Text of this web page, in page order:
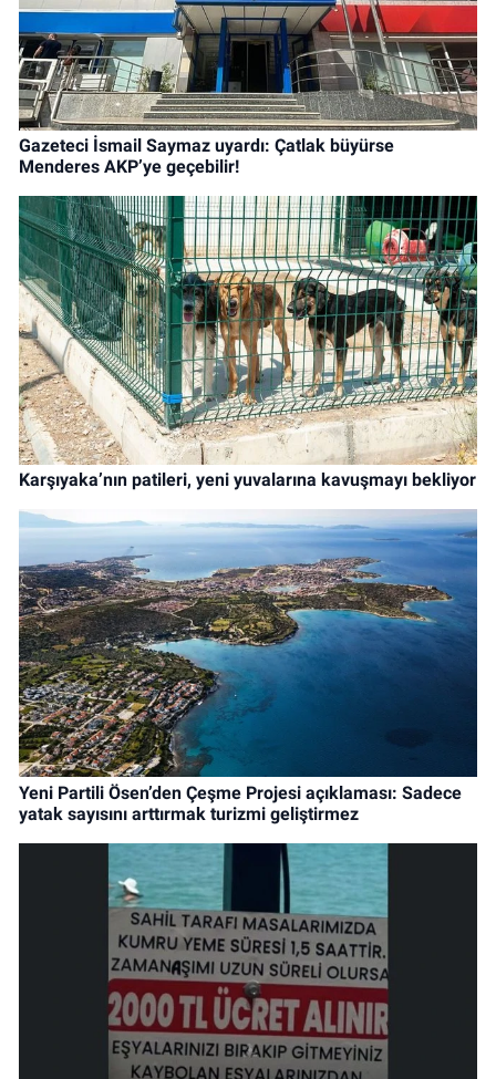
Gazeteci İsmail Saymaz uyardı: Çatlak büyürse
Menderes AKP’ye geçebilir!
Karşıyaka’nın patileri, yeni yuvalarına kavuşmayı bekliyor
Yeni Partili Ösen’den Çeşme Projesi açıklaması: Sadece
yatak sayısını arttırmak turizmi geliştirmez